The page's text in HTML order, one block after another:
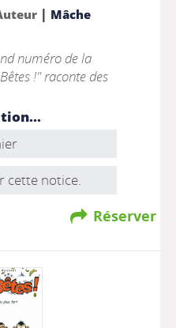
| Mâche
numéro de la
!" raconte des
cette notice.
Réserver